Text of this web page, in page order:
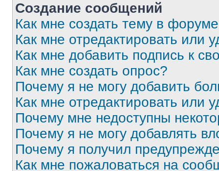
Создание сообщений
Как мне создать тему в
Как мне отредактировать или
Как мне добавить подпись к
Как мне создать опрос?
Почему я не могу добавить
Как мне отредактировать или
Почему мне недоступны
Почему я не могу добавлять
Почему я получил
Как мне пожаловаться на